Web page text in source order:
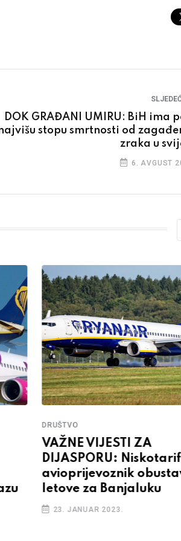
DOK GRAĐANI UMIRU: BiH ima
stopu smrtnosti od
zraka u
6. AVGUST
DRUŠTVO
VAŽNE VIJESTI ZA
DIJASPORU:
avioprijevoznik
letove za Banjaluku
23. JANUAR 2023.